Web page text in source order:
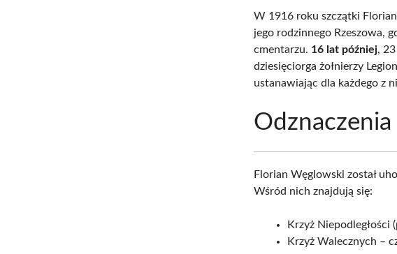
W 1916 roku szczątki
jego rodzinnego Rzeszowa,
cmentarzu. 16 lat później,
dziesięciorga żołnierzy
ustanawiając dla każdego z
Florian Węglowski został
Wśród nich znajdują się:
Krzyż Niepodległości
Krzyż Walecznych –